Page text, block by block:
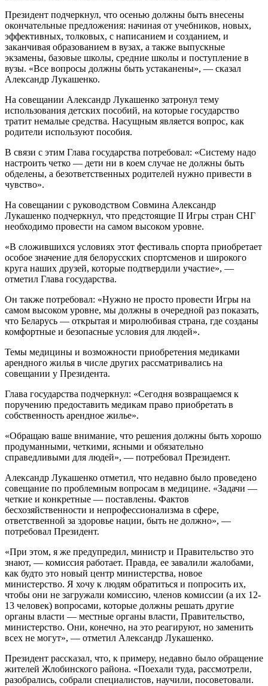
Президент подчеркнул, что осенью должны быть внесены
окончательные предложения: начиная от учебников, новых,
эффективных, толковых, с написанием и созданием, и
заканчивая образованием в вузах, а также выпускные
экзамены, базовые школы, средние школы и поступление в
вузы. «Все вопросы должны быть устаканены», — сказал
Александр Лукашенко.
На совещании Александр Лукашенко затронул тему
использования детских пособий, на которые государство
тратит немалые средства. Насущным является вопрос, как
родители используют пособия.
В связи с этим Глава государства потребовал: «Систему надо
настроить четко — дети ни в коем случае не должны быть
обделены, а безответственных родителей нужно привести в
чувство».
На совещании с руководством Совмина Александр
Лукашенко подчеркнул, что предстоящие II Игры стран СНГ
необходимо провести на самом высоком уровне.
«В сложившихся условиях этот фестиваль спорта приобретает
особое значение для белорусских спортсменов и широкого
круга наших друзей, которые подтвердили участие», —
отметил Глава государства.
Он также потребовал: «Нужно не просто провести Игры на
самом высоком уровне, мы должны в очередной раз показать,
что Беларусь — открытая и миролюбивая страна, где созданы
комфортные и безопасные условия для людей».
Темы медицины и возможности приобретения медиками
арендного жилья в числе других рассматривались на
совещании у Президента.
Глава государства подчеркнул: «Сегодня возвращаемся к
поручению предоставить медикам право приобретать в
собственность арендное жилье».
«Обращаю ваше внимание, что решения должны быть хорошо
продуманными, четкими, ясными и обязательно
справедливыми для людей», — потребовал Президент.
Александр Лукашенко отметил, что недавно было проведено
совещание по проблемным вопросам в медицине. «Задачи —
четкие и конкретные — поставлены. Фактов
бесхозяйственности и непрофессионализма в сфере,
ответственной за здоровье нации, быть не должно», —
потребовал Президент.
«При этом, я же предупредил, министр и Правительство это
знают, — комиссия работает. Правда, ее завалили жалобами,
как будто это новый центр министерства, новое
министерство. Я хочу к людям обратиться и попросить их,
чтобы они не загружали комиссию, членов комиссии (а их 12-
13 человек) вопросами, которые должны решать другие
органы власти — местные органы власти, Правительство,
министерство. Они, конечно, на это реагируют, но заменить
всех не могут», — отметил Александр Лукашенко.
Президент рассказал, что, к примеру, недавно было обращение
жителей Жлобинского района. «Поехали туда, рассмотрели,
разобрались, собрали специалистов, научили, посоветовали.